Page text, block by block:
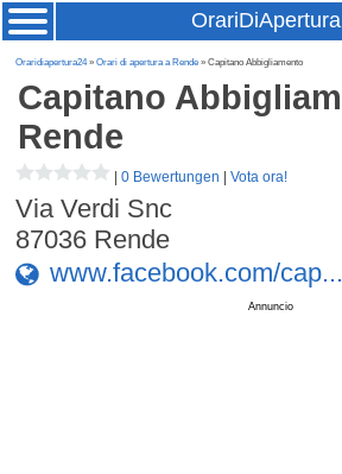
Oraridiapertura24»Orari di apertura a Rende » Capitano Abbigliamento
Capitano
Rende
|0 Bewertungen |Vota ora!
Via Verdi Snc
87036 Rende
www.facebook.com/
Annuncio